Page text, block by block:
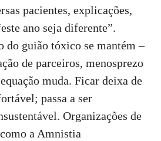
pacientes, explicações,
ano seja diferente”.
do guião tóxico se mantém –
de parceiros, menosprezo
muda. Ficar deixa de
passa a ser
Organizações de
aAmnistia